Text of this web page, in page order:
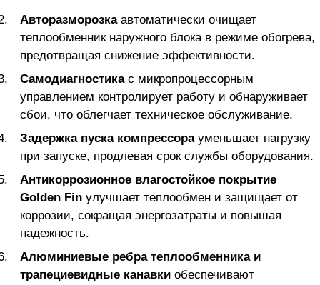
Авторазморозкаавтоматически очищает
теплообменник наружного блока в режиме обогрева,
предотвращая снижение эффективности.
Самодиагностикас микропроцессорным
управлением контролирует работу и обнаруживает
сбои, что облегчает техническое обслуживание.
Задержка пуска компрессорауменьшает нагрузку
при запуске, продлевая срок службы оборудования.
Антикоррозионное влагостойкое покрытие
Golden Fin улучшает теплообмен и защищает от
коррозии, сокращая энергозатраты и повышая
надежность.
Алюминиевые ребра теплообменника и
трапециевидные канавки обеспечивают